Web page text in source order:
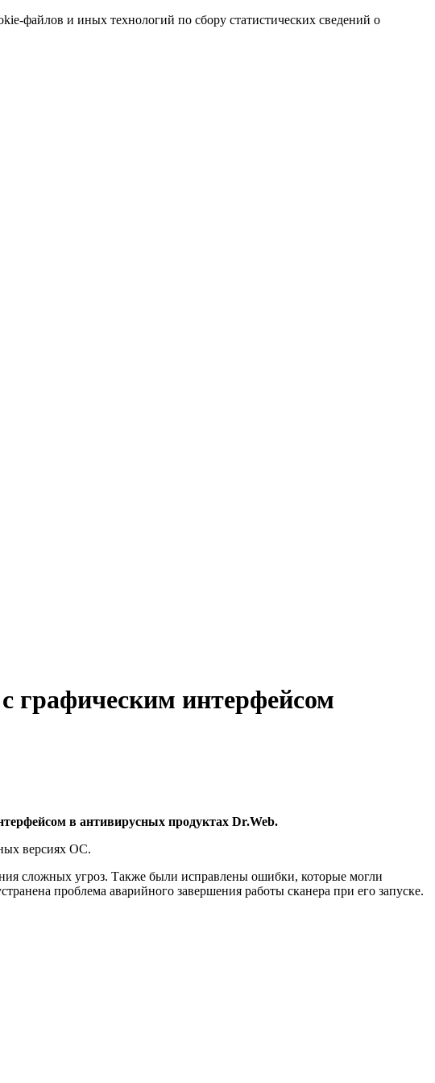
файлов и иных технологий по сбору статистических сведений о
графическим интерфейсом
в антивирусных продуктах Dr.Web.
версиях ОС.
сложных угроз. Также были исправлены ошибки, которые могли
проблема аварийного завершения работы сканера при его запуске.